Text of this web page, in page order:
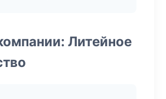
Литейное